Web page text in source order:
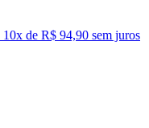
10x de R$ 94,90 sem juros